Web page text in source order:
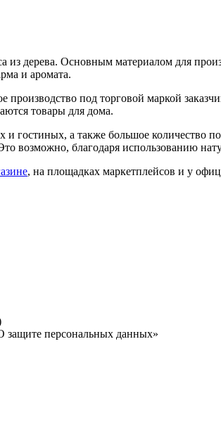
Основным материалом для
и аромата.
под торговой маркой
товары для дома.
а также большое количество
возможно, благодаря использованию
, на площадках маркетплейсов и у
защите персональных данных»